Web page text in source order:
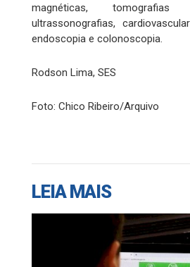
magnéticas, tomografias
ultrassonografias,
endoscopia e colonoscopia.
Rodson Lima, SES
Foto: Chico Ribeiro/Arquivo
LEIA MAIS